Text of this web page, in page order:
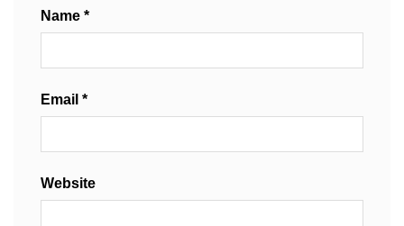
Name *
Email *
Website